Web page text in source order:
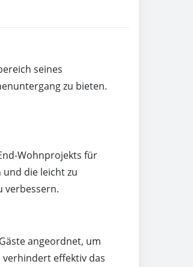
seines
zu bieten.
Wohnprojekts für
die leicht zu
verbessern.
angeordnet, um
verhindert effektiv das